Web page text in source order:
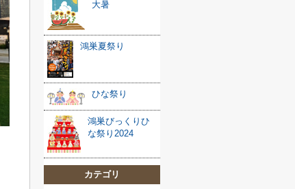
大暑
鴻巣夏祭り
ひな祭り
鴻巣びっくりひ
な祭り2024
カテゴリ